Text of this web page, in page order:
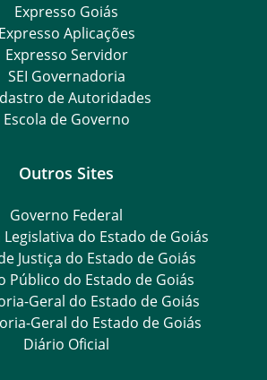
Expresso Goiás
Expresso Aplicações
Expresso Servidor
SEI Governadoria
de Autoridades
Escola de Governo
Outros Sites
Governo Federal
do Estado de Goiás
Justiça do Estado de Goiás
Público do Estado de Goiás
Geral do Estado de Goiás
Geral do Estado de Goiás
Diário Oficial